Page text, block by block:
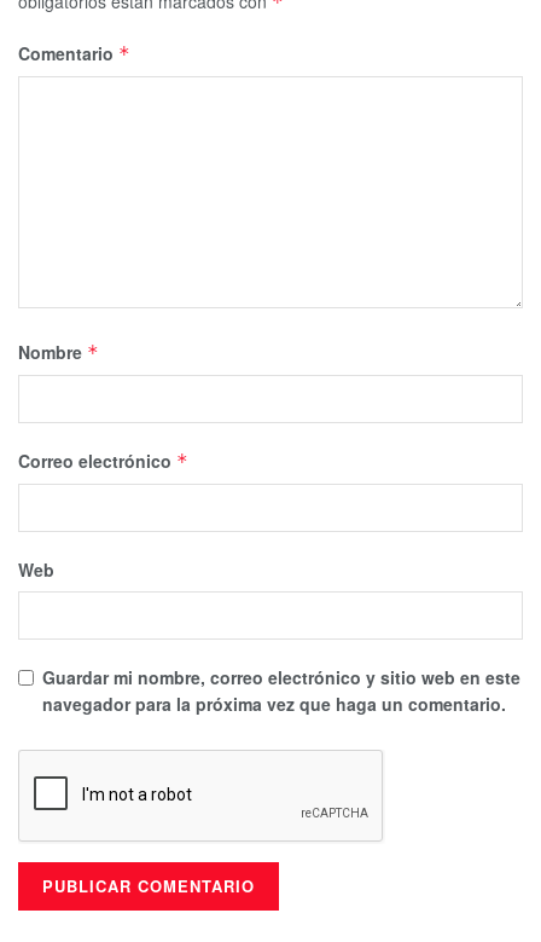
Comentario *
Nombre *
Correo electrónico *
Web
Guardar mi nombre, correo electrónico y sitio web en este
navegador para la próxima vez que haga un comentario.